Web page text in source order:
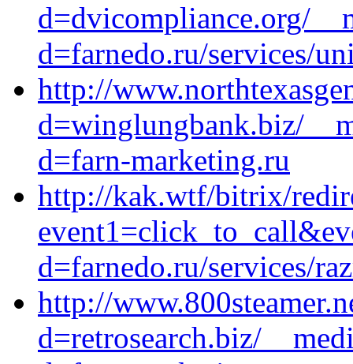
d=dvicompliance.org/
d=farnedo.ru/services/
http://
d=winglungbank.biz/
d=farn-marketing.ru
http://kak.wtf/bitrix/
d=farnedo.ru/services/
http://
d=retrosearch.biz/